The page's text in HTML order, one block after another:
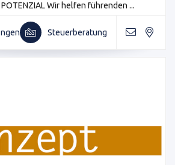
POTENZIAL Wir helfen führenden ...
Steuerberatung